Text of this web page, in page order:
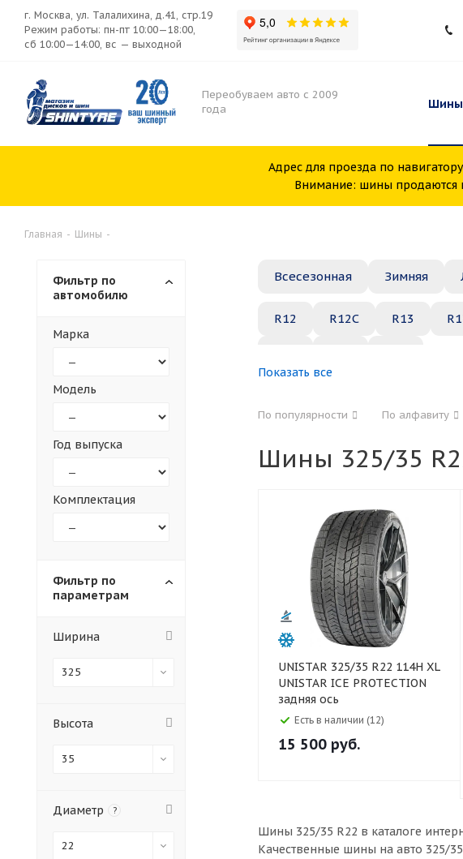
г. Москва, ул. Талалихина, д.41, стр.19
Режим работы: пн-пт 10:00—18:00,
сб 10:00—14:00, вс — выходной
Переобуваем авто с 2009
года
Шины
Адрес для проезда по
Внимание: шины продаются
Главная - Шины -
Всесезонная Зимняя
R12 R12C R13
30 35 40 45
Показать все
По популярности По алфавиту
Шины 325/35
UNISTAR 325/35 R22 114H XL
UNISTAR ICE PROTECTION
задняя ось
Есть в наличии (12)
15 500 руб.
Шины 325/35 R22 в каталоге
Качественные шины на авто 325/
Фильтр по
автомобилю
Марка
Модель
Год выпуска
Комплектация
Фильтр по
параметрам
Ширина
325
Высота
35
Диаметр ?
22